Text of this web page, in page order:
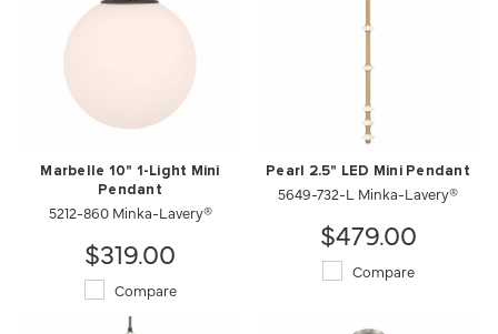
Marbelle 10" 1-Light Mini
Pendant
5212-860 Minka-Lavery®
$319.00
Compare
Pearl 2.5" LED Mini Pendant
5649-732-L Minka-Lavery®
$479.00
Compare